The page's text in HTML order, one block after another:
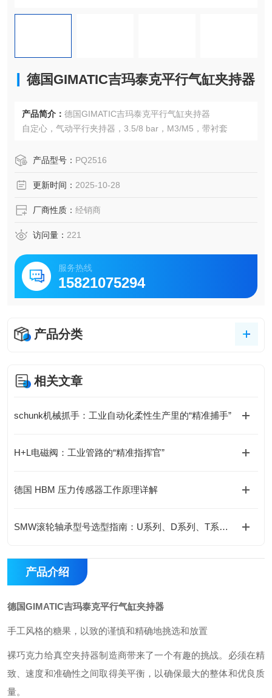
德国GIMATIC吉玛泰克平行气缸夹持器
产品简介： 德国GIMATIC吉玛泰克平行气缸夹持器
自定心，气动平行夹持器，3.5/8 bar，M3/M5，带衬套
产品型号： PQ2516
更新时间： 2025-10-28
厂商性质： 经销商
访问量： 221
服务热线
15821075294
产品分类
相关文章
schunk机械抓手：工业自动化柔性生产里的“精准捕手”
H+L电磁阀：工业管路的“精准指挥官”
德国 HBM 压力传感器工作原理详解
SMW滚轮轴承型号选型指南：U系列、D系列、T系列对比
产品介绍
德国GIMATIC吉玛泰克平行气缸夹持器
手工风格的糖果，以致的谨慎和精确地挑选和放置
裸巧克力给真空夹持器制造商带来了一个有趣的挑战。必须在精
致、速度和准确性之间取得美平衡，以确保最大的整体和优良质
量。